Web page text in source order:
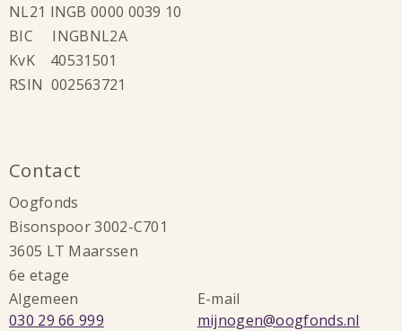
NL21 INGB 0000 0039 10
BIC INGBNL2A
KvK 40531501
RSIN 002563721
Contact
Oogfonds
Bisonspoor 3002-C701
3605 LT Maarssen
6e etage
Algemeen
Bel:
030 29 66 999
E-mail
Stuur
mijnogen@oogfonds.nl